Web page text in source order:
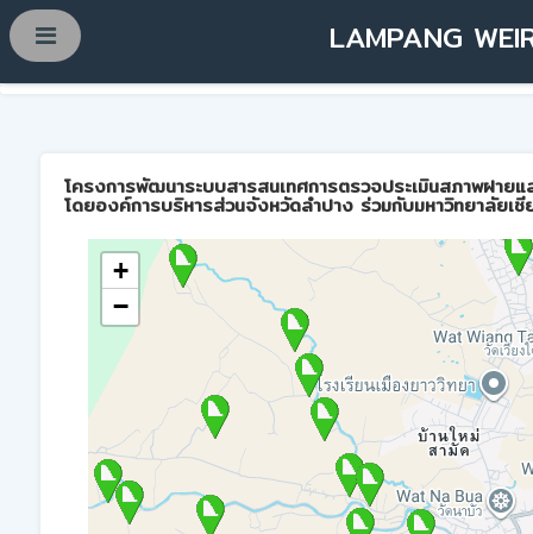
LAMPANG
โครงการพัฒนาระบบสารสนเทศการตรวจประเมินสภาพฝาย
โดยองค์การบริหารส่วนจังหวัดลำปาง ร่วมกับมหาวิทยาลัยเชี
+
−